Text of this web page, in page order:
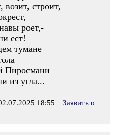
возит, строит,
роет,-
ест!
тумане
Пиросмани
из угла...
18:55
Заявить о